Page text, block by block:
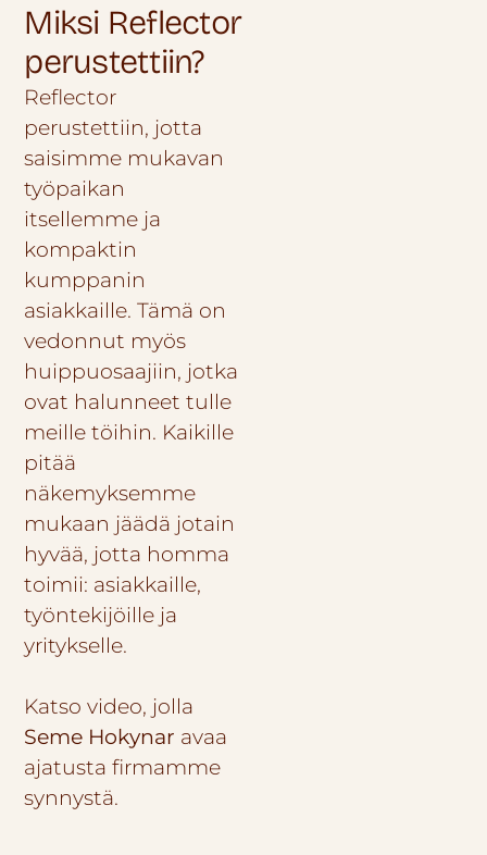
Miksi Reflector
perustettiin?
Reflector
perustettiin, jotta
saisimme mukavan
työpaikan
itsellemme ja
kompaktin
kumppanin
asiakkaille. Tämä on
vedonnut myös
huippuosaajiin, jotka
ovat halunneet tulle
meille töihin. Kaikille
pitää
näkemyksemme
mukaan jäädä jotain
hyvää, jotta homma
toimii: asiakkaille,
työntekijöille ja
yritykselle.
Katso video, jolla
Seme Hokynar avaa
ajatusta firmamme
synnystä.